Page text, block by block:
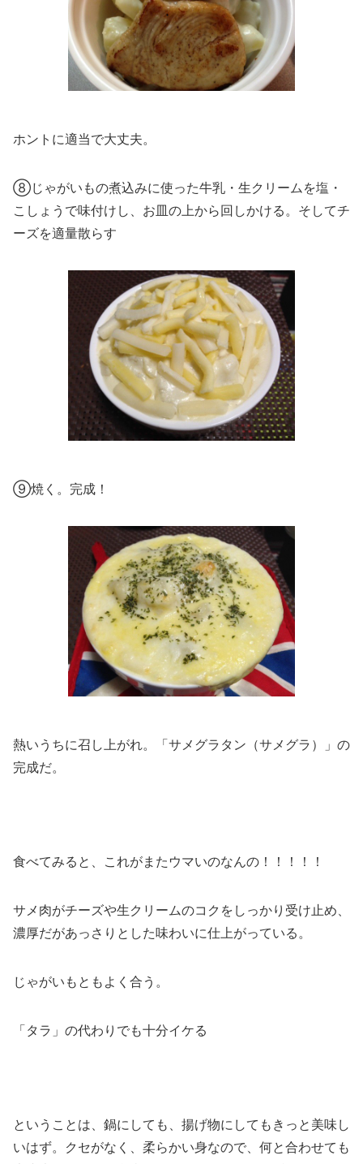
ホントに適当で大丈夫。
⑧じゃがいもの煮込みに使った牛乳・生クリームを塩・
こしょうで味付けし、お皿の上から回しかける。そしてチ
ーズを適量散らす
⑨焼く。完成！
熱いうちに召し上がれ。「サメグラタン（サメグラ）」の
完成だ。
食べてみると、これがまたウマいのなんの！！！！！
サメ肉がチーズや生クリームのコクをしっかり受け止め、
濃厚だがあっさりとした味わいに仕上がっている。
じゃがいもともよく合う。
「タラ」の代わりでも十分イケる
ということは、鍋にしても、揚げ物にしてもきっと美味し
いはず。クセがなく、柔らかい身なので、何と合わせても